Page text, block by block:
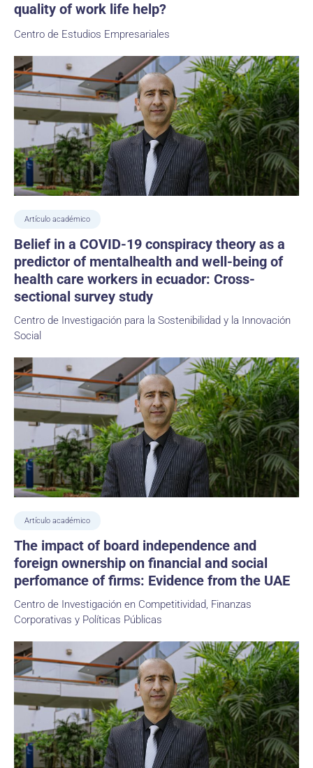
quality of work life help?
Centro de Estudios Empresariales
Artículo académico
Belief in a COVID-19 conspiracy theory as a
predictor of mentalhealth and well-being of
health care workers in ecuador: Cross-
sectional survey study
Centro de Investigación para la Sostenibilidad y la Innovación
Social
Artículo académico
The impact of board independence and
foreign ownership on financial and social
perfomance of firms: Evidence from the UAE
Centro de Investigación en Competitividad, Finanzas
Corporativas y Políticas Públicas